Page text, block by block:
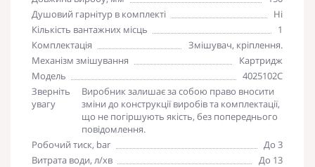
Душовий гарнітур в комплекті
Ні
Кількість вантажних місць
1
Комплектація
Змішувач, кріплення.
Механізм змішування
Картридж
Модель
4025102C
Зверніть
увагу
Виробник залишає за собою право вносити
зміни до конструкції виробів та комплектації,
що не погіршують якість, без попереднього
повідомлення.
Робочий тиск, bar
До 3
Витрата води, л/хв
До 13